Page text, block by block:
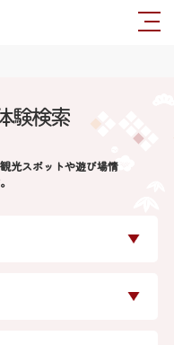
験検索
光スポットや遊び場情